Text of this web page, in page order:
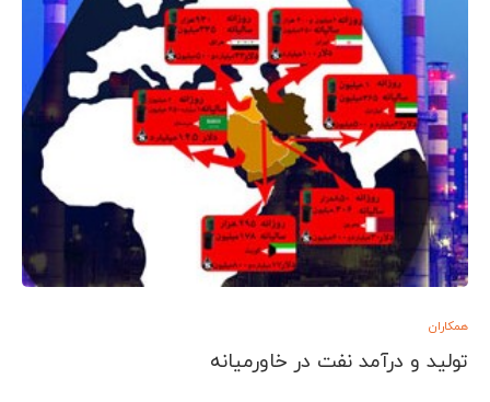
همکاران
تولید و درآمد نفت در خاورمیانه